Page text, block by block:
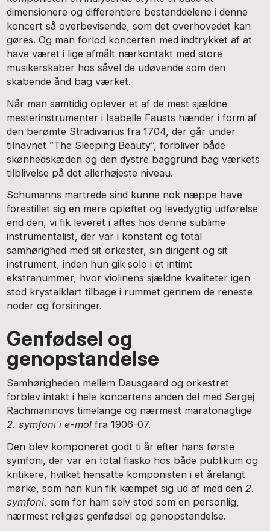
dimensionere og differentiere bestanddelene i denne
koncert så overbevisende, som det overhovedet kan
gøres. Og man forlod koncerten med indtrykket af at
have været i lige afmålt nærkontakt med store
musikerskaber hos såvel de udøvende som den
skabende ånd bag værket.
Når man samtidig oplever et af de mest sjældne
mesterinstrumenter i Isabelle Fausts hænder i form af
den berømte Stradivarius fra 1704, der går under
tilnavnet ”The Sleeping Beauty”, forbliver både
skønhedskæden og den dystre baggrund bag værkets
tilblivelse på det allerhøjeste niveau.
Schumanns martrede sind kunne nok næppe have
forestillet sig en mere opløftet og levedygtig udførelse
end den, vi fik leveret i aftes hos denne sublime
instrumentalist, der var i konstant og total
samhørighed med sit orkester, sin dirigent og sit
instrument, inden hun gik solo i et intimt
ekstranummer, hvor violinens sjældne kvaliteter igen
stod krystalklart tilbage i rummet gennem de reneste
noder og forsiringer.
Genfødsel og
genopstandelse
Samhørigheden mellem Dausgaard og orkestret
forblev intakt i hele koncertens anden del med Sergej
Rachmaninovs timelange og nærmest maratonagtige
2. symfoni i e-mol fra 1906-07.
Den blev komponeret godt ti år efter hans første
symfoni, der var en total fiasko hos både publikum og
kritikere, hvilket hensatte komponisten i et årelangt
mørke, som han kun fik kæmpet sig ud af med den 2.
symfoni , som for ham selv stod som en personlig,
nærmest religiøs genfødsel og genopstandelse.